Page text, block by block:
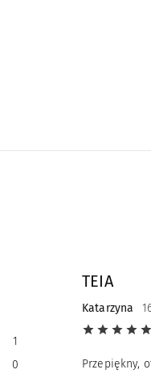
1
0
TEIA
Katarzyna
Przepiękny,